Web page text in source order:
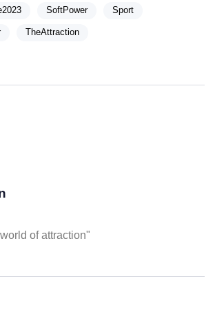
SoftPower
Sport
TheAttraction
of attraction"